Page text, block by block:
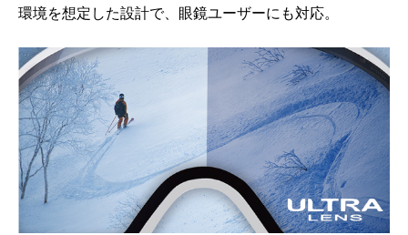
環境を想定した設計で、眼鏡ユーザーにも対応。